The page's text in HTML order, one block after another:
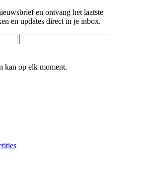
en ontvang het laatste
en updates direct in je inbox.
kan op elk moment.